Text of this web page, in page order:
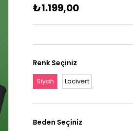
₺1.199,00
Renk Seçiniz
Siyah Lacivert
Beden Seçiniz